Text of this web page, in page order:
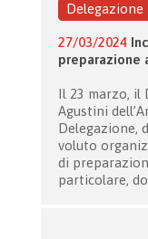
Delegazione
27/03/2024
preparazione
Il 23 marzo, il
Agustini
Delegazione,
voluto
di
particolare,